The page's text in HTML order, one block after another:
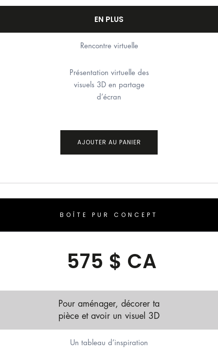
EN PLUS
Rencontre virtuelle
Présentation virtuelle des
visuels 3D en partage
d’écran
BOÎTE PUR CONCEPT
575 $ CA
Pour aménager, décorer ta
pièce et avoir un visuel 3D
Un tableau d’inspiration